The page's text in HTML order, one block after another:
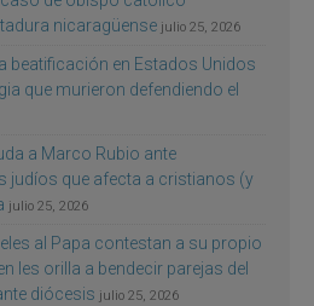
nicaragüense julio 25, 2026
beatificación en Estados Unidos
que murieron defendiendo el
a Marco Rubio ante
judíos que afecta a cristianos (y
julio 25, 2026
al Papa contestan a su propio
les orilla a bendecir parejas del
diócesis julio 25, 2026